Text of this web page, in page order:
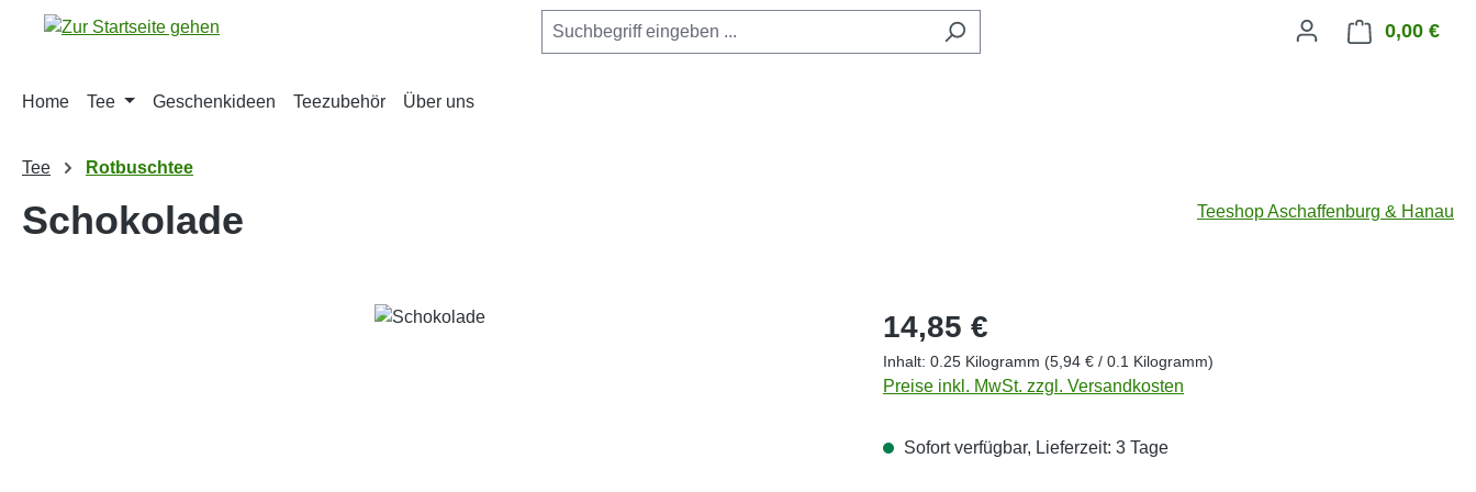
Hauptinhalt springen
Zur Suche springen
Zur Hauptnavigation springen 0,00 €
Home Tee Geschenkideen Teezubehör Über uns
Tee Rotbuschtee
Schokolade Teeshop Aschaffenburg & Hanau
Regulärer Preis:
14,85 €
Inhalt: 0.25 Kilogramm (5,94 € / 0.1 Kilogramm)
Preise inkl. MwSt. zzgl. Versandkosten
Sofort verfügbar, Lieferzeit: 3 Tage